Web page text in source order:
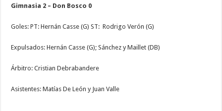
Gimnasia 2 – Don Bosco 0
Goles: PT: Hernán Casse (G) ST: Rodrigo Verón (G)
Expulsados: Hernán Casse (G); Sánchez y Maillet (DB)
Árbitro: Cristian Debrabandere
Asistentes: Matías De León y Juan Valle